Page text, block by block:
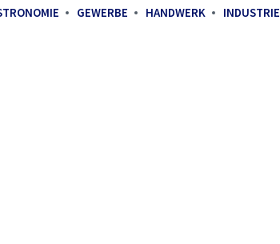
GEWERBE HANDWERK INDUSTRIE